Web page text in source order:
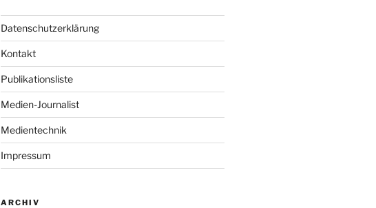
Datenschutzerklärung
Kontakt
Publikationsliste
Medien-Journalist
Medientechnik
Impressum
ARCHIV